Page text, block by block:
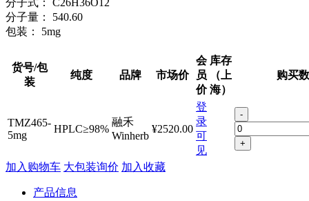
分子量：
540.60
包装：
5mg
货号/包
装
纯度 品牌 市场价
会
员
价
库存
（上
海）
购买
TMZ465-
5mg
HPLC≥98%
融禾
Winherb
¥2520.00
登
录
可
见
-
+
加入购物车 大包装询价 加入收藏
产品信息